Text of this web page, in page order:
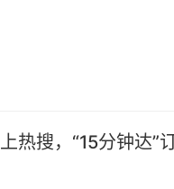
热搜，“15分钟达